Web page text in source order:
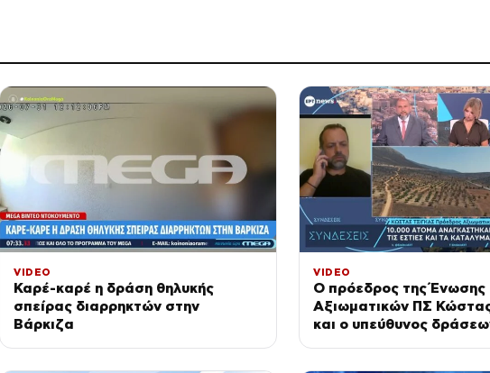
VIDEO
Καρέ-καρέ η δράση θηλυκής
σπείρας διαρρηκτών στην
Βάρκιζα
VIDEO
Ο πρόεδρος της Ένωσης
Αξιωματικών ΠΣ
και ο υπεύθυνος